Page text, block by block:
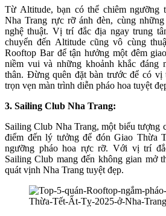
Từ Altitude, bạn có thể chiêm ngưỡng
Nha Trang rực rỡ ánh đèn, cùng
nghệ thuật. Vị trí đắc địa ngay trung
chuyển đến Altitude cũng vô cùng
Rooftop Bar để tận hưởng một đêm
niềm vui và những khoảnh khắc đáng
thân. Đừng quên đặt bàn trước để có vị
trọn vẹn màn trình diễn pháo hoa tuyệt
3. Sailing Club Nha Trang:
Sailing Club Nha Trang, một biểu tượng
điểm đến lý tưởng để đón Giao Thừa
ngưỡng pháo hoa rực rỡ. Với vị trí
Sailing Club mang đến không gian mở
quát vịnh Nha Trang tuyệt đẹp.